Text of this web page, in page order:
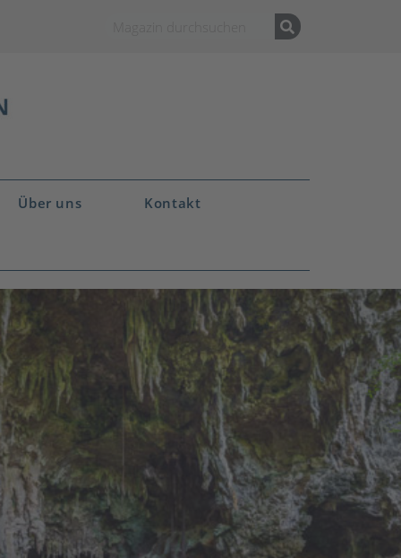
Über uns Kontakt